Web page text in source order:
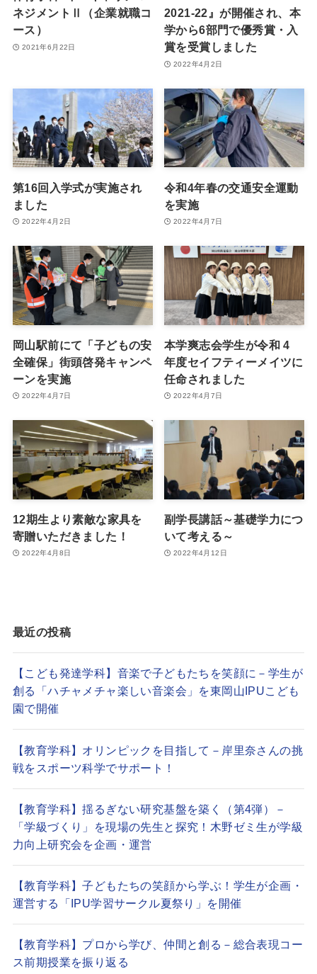
ネジメントⅡ（企業就職コ
ース）
2021年6月22日
2021-22』が開催され、本
学から6部門で優秀賞・入
賞を受賞しました
2022年4月2日
第16回入学式が実施され
ました
2022年4月2日
令和4年春の交通安全運動
を実施
2022年4月7日
岡山駅前にて「子どもの安
全確保」街頭啓発キャンペ
ーンを実施
2022年4月7日
本学爽志会学生が令和 4
年度セイフティーメイツに
任命されました
2022年4月7日
12期生より素敵な家具を
寄贈いただきました！
2022年4月8日
副学長講話～基礎学力につ
いて考える～
2022年4月12日
最近の投稿
【こども発達学科】音楽で子どもたちを笑顔に－学生が
創る「ハチャメチャ楽しい音楽会」を東岡山IPUこども
園で開催
【教育学科】オリンピックを目指して－岸里奈さんの挑
戦をスポーツ科学でサポート！
【教育学科】揺るぎない研究基盤を築く（第4弾）－
「学級づくり」を現場の先生と探究！木野ゼミ生が学級
力向上研究会を企画・運営
【教育学科】子どもたちの笑顔から学ぶ！学生が企画・
運営する「IPU学習サークル夏祭り」を開催
【教育学科】プロから学び、仲間と創る－総合表現コー
ス前期授業を振り返る